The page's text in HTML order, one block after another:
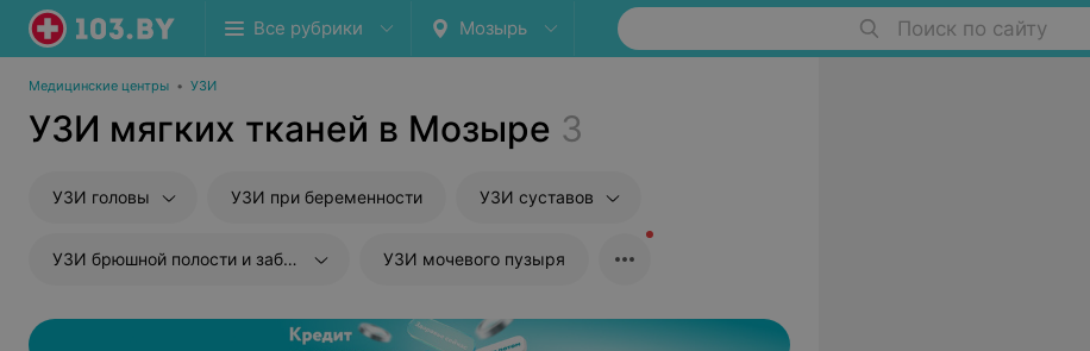
Все рубрики Мозырь Поиск по сайту
Медицинские центры • УЗИ
УЗИ мягких тканей в Мозыре 3
УЗИ головы УЗИ при беременности УЗИ суставов
УЗИ брюшной полости и забрюшиного пространства УЗИ мочевого пузыря